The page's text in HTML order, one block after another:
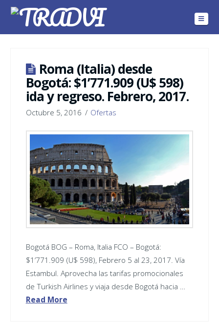
Roma (Italia) desde
Bogotá: $1’771.909 (U$ 598)
ida y regreso. Febrero, 2017.
Octubre 5, 2016 Ofertas
Bogotá BOG – Roma, Italia FCO – Bogotá:
$1’771.909 (U$ 598), Febrero 5 al 23, 2017. Vía
Estambul. Aprovecha las tarifas promocionales
de Turkish Airlines y viaja desde Bogotá hacia …
Read More